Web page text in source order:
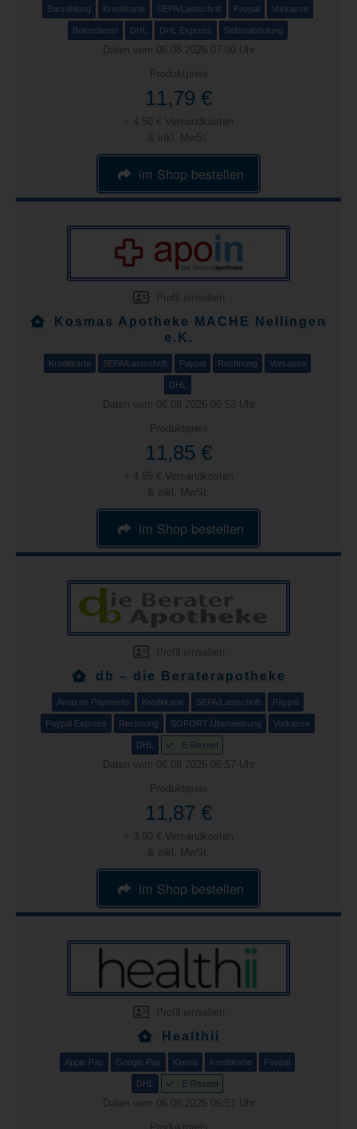
Barzahlung Kreditkarte SEPA/Lastschrift Paypal Vorkasse
Botendienst DHL DHL Express Selbstabholung
Daten vom 06.08.2026 07:00 Uhr
Produktpreis
11,79 €
+ 4,50 € Versandkosten
& inkl. MwSt.
im Shop bestellen
Profil einsehen
Kosmas Apotheke MACHE Nellingen
e.K.
Kreditkarte SEPA/Lastschrift Paypal Rechnung Vorkasse
DHL
Daten vom 06.08.2026 06:53 Uhr
Produktpreis
11,85 €
+ 4,85 € Versandkosten
& inkl. MwSt.
im Shop bestellen
Profil einsehen
db – die Beraterapotheke
Amazon Payments Kreditkarte SEPA/Lastschrift Paypal
Paypal Express Rechnung SOFORT Überweisung Vorkasse
DHL E-Rezept
Daten vom 06.08.2026 06:57 Uhr
Produktpreis
11,87 €
+ 3,90 € Versandkosten
& inkl. MwSt.
im Shop bestellen
Profil einsehen
Healthii
Apple Pay Google Pay Klarna Kreditkarte Paypal
DHL E-Rezept
Daten vom 06.08.2026 06:51 Uhr